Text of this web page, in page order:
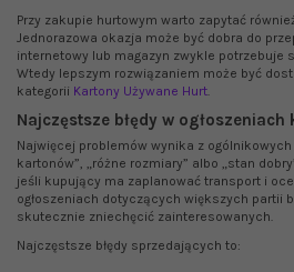
Przy zakupie hurtowym warto zapytać
Jednorazowa okazja może być dobra do
internetowy lub magazyn zwykle potrzebuje
Wtedy lepszym rozwiązaniem może być
kategorii Kartony Używane Hurt
Najczęstsze błędy w
Najwięcej problemów wynika z ogólnikowych
kartonów”, „różne rozmiary” albo „stan
jeśli kupujący ma zaplanować transport i
ogłoszeniach dotyczących większych partii
skutecznie zniechęcić zainteresowanych.
Najczęstsze błędy sprzedających to: